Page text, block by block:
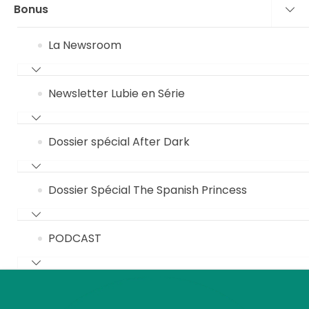
Bonus
La Newsroom
Newsletter Lubie en Série
Dossier spécial After Dark
Dossier Spécial The Spanish Princess
PODCAST